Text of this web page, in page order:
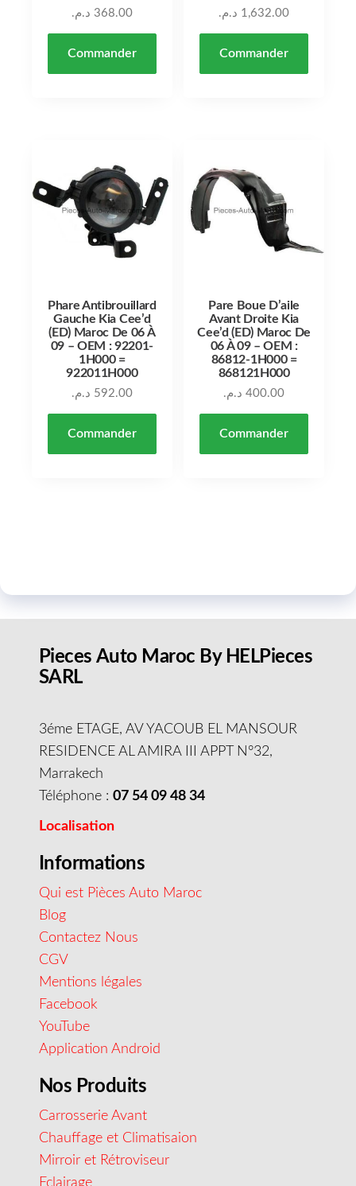
368.00 د.م.
Commander
1,632.00 د.م.
Commander
Phare Antibrouillard
Gauche Kia Cee’d
(ED) Maroc De 06 À
09 – OEM : 92201-
1H000 =
922011H000
592.00 د.م.
Commander
Pare Boue D’aile
Avant Droite Kia
Cee’d (ED) Maroc De
06 À 09 – OEM :
86812-1H000 =
868121H000
400.00 د.م.
Commander
Pieces Auto Maroc By HELPieces
SARL
3éme ETAGE, AV YACOUB EL MANSOUR
RESIDENCE AL AMIRA III APPT N°32,
Marrakech
Téléphone : 07 54 09 48 34
Localisation
Informations
Qui est Pièces Auto Maroc
Blog
Contactez Nous
CGV
Mentions légales
Facebook
YouTube
Application Android
Nos Produits
Carrosserie Avant
Chauffage et Climatisaion
Mirroir et Rétroviseur
Eclairage